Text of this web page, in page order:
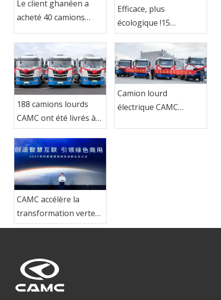
Le client ghanéen a
acheté 40 camions
CAMC
Efficace, plus
écologique !15
tracteurs CAMC LNG
ont été envoyés sur le
marché indonésien
188 camions lourds
CAMC ont été livrés à
Ma Steel Group
Camion lourd
électrique CAMC
CAMC accélère la
transformation verte
et stimule la
véhicules utilitaires à
énergie nouvelle